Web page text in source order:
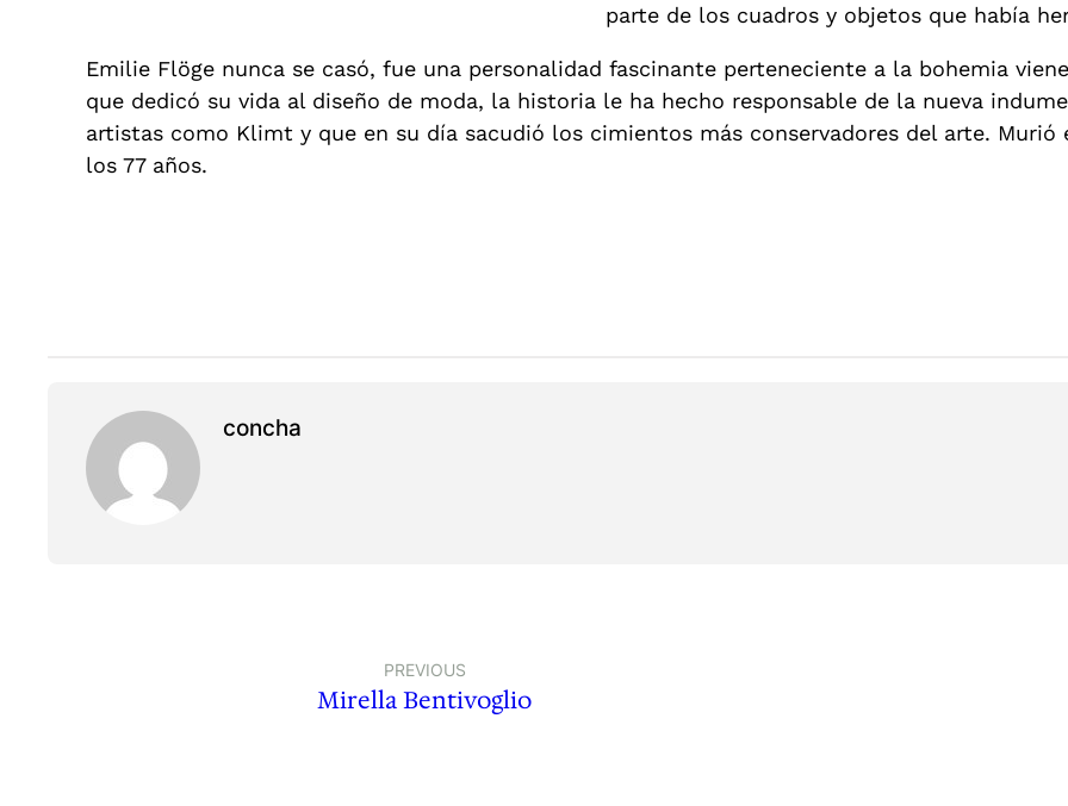
parte de los cuadros y objetos que había
Emilie Flöge nunca se casó, fue una personalidad fascinante perteneciente a la bohemia
que dedicó su vida al diseño de moda, la historia le ha hecho responsable de la nueva
artistas como Klimt y que en su día sacudió los cimientos más conservadores del arte. Murió
los 77 años.
concha
PREVIOUS
Mirella Bentivoglio